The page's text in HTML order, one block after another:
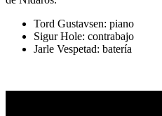
Tord Gustavsen: piano
Sigur Hole: contrabajo
Jarle Vespetad: batería